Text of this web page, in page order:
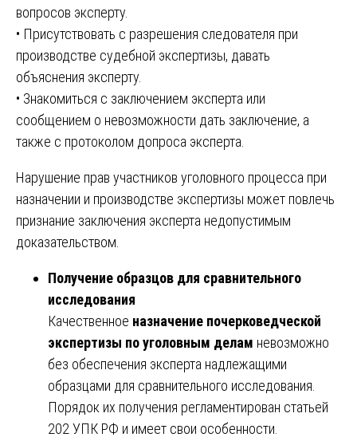
вопросов эксперту.
• Присутствовать с разрешения следователя при
производстве судебной экспертизы, давать
объяснения эксперту.
• Знакомиться с заключением эксперта или
сообщением о невозможности дать заключение, а
также с протоколом допроса эксперта.
Нарушение прав участников уголовного процесса при
назначении и производстве экспертизы может повлечь
признание заключения эксперта недопустимым
доказательством.
Получение образцов для сравнительного
исследования
Качественное назначение почерковедческой
экспертизы по уголовным делам невозможно
без обеспечения эксперта надлежащими
образцами для сравнительного исследования.
Порядок их получения регламентирован статьей
202 УПК РФ и имеет свои особенности.